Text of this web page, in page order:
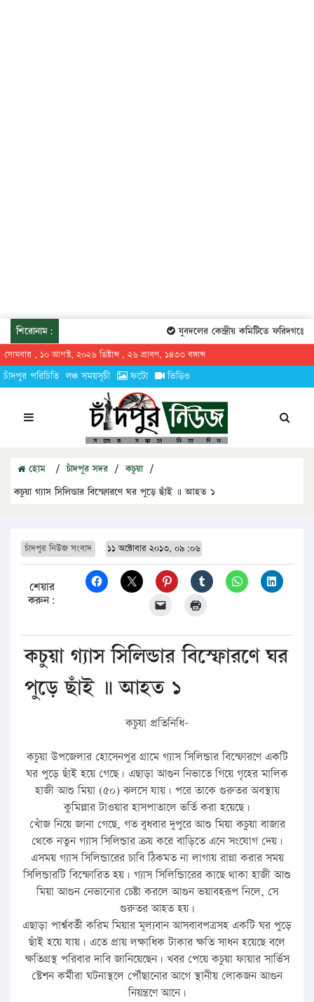
শিরোনাম: যুবদলের কেন্দ্রীয় কমিটিতে ফরিদগঞ্জের
সোমবার , ১০ আগস্ট, ২০২৬ খ্রিষ্টাব্দ , ২৬ শ্রাবণ, ১৪৩৩ বঙ্গাব্দ
চাঁদপুর পরিচিতি লঞ্চ সময়সূচী ফটো ভিডিও
হোম / চাঁদপুর সদর / কচুয়া /
কচুয়া গ্যাস সিলিন্ডার বিস্ফোরণে ঘর পুড়ে ছাঁই ॥ আহত ১
চাঁদপুর নিউজ সংবাদ ১১ অক্টোবার ২০১৩, ০৯:০৬
শেয়ার
করুন:
কচুয়া গ্যাস সিলিন্ডার বিস্ফোরণে ঘর
পুড়ে ছাঁই ॥ আহত ১
কচুয়া প্রতিনিধি-
কচুয়া উপজেলার হোসেনপুর গ্রামে গ্যাস সিলিন্ডার বিস্ফোরণে একটি
ঘর পুড়ে ছাঁই হয়ে গেছে। এছাড়া আগুন নিভাতে গিয়ে গৃহের মালিক
হাজী আশু মিয়া (৫০) ঝলসে যায়। পরে তাকে গুরুতর অবস্থায়
কুমিল্লার টাওয়ার হাসপাতালে ভর্তি করা হয়েছে।
খোঁজ নিয়ে জানা গেছে, গত বুধবার দুপুরে আশু মিয়া কচুয়া বাজার
থেকে নতুন গ্যাস সিলিন্ডার ক্রয় করে বাড়িতে এনে সংযোগ দেয়।
এসময় গ্যাস সিলিন্ডারের চাবি ঠিকমত না লাগায় রান্না করার সময়
সিলিন্ডারটি বিস্ফোরিত হয়। গ্যাস সিলিন্ডিারের কাছে থাকা হাজী আশু
মিয়া আগুন নেভানোর চেষ্টা করলে আগুন ভয়াবহরূপ নিলে, সে
গুরুতর আহত হয়।
এছাড়া পার্শ্ববর্তী করিম মিয়ার মূল্যবান আসবাবপত্রসহ একটি ঘর পুড়ে
ছাঁই হয়ে যায়। এতে প্রায় লক্ষাধিক টাকার ক্ষতি সাধন হয়েছে বলে
ক্ষতিগ্রস্থ পরিবার দাবি জানিয়েছেন। খবর পেয়ে কচুয়া ফায়ার সার্ভিস
স্টেশন কর্মীরা ঘটনাস্থলে পৌঁছানোর আগে স্থানীয় লোকজন আগুন
নিয়ন্ত্রণে আনে।